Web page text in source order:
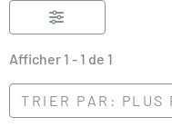
Afficher 1 - 1 de 1
TRIER PAR: PLUS